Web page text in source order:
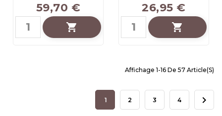
59,70 €

26,95 €

Affichage 1-16 De 57 Article(s)
1 2 3 4 